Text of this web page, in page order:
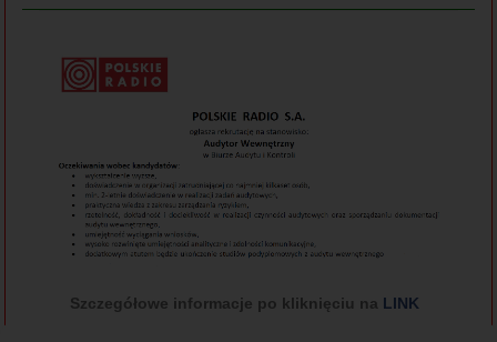
Szczegółowe informacje po kliknięciu na LINK